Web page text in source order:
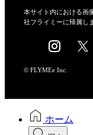
会社概要
採用情報
本サイト内における画
社フライミーに帰属し
© FLYMEe Inc.
ホーム